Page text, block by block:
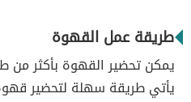
طريقة عمل القهوة
يمكن تحضير القهوة بأكثر من
يأتي طريقة سهلة لتحضير